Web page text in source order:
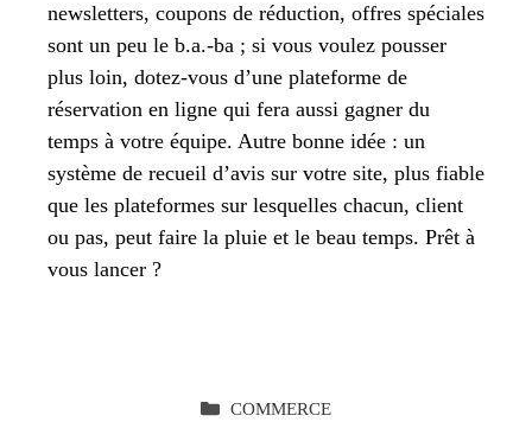
newsletters, coupons de réduction, offres spéciales
sont un peu le b.a.-ba ; si vous voulez pousser
plus loin, dotez-vous d’une plateforme de
réservation en ligne qui fera aussi gagner du
temps à votre équipe. Autre bonne idée : un
système de recueil d’avis sur votre site, plus fiable
que les plateformes sur lesquelles chacun, client
ou pas, peut faire la pluie et le beau temps. Prêt à
vous lancer ?
CATÉGORIES
COMMERCE